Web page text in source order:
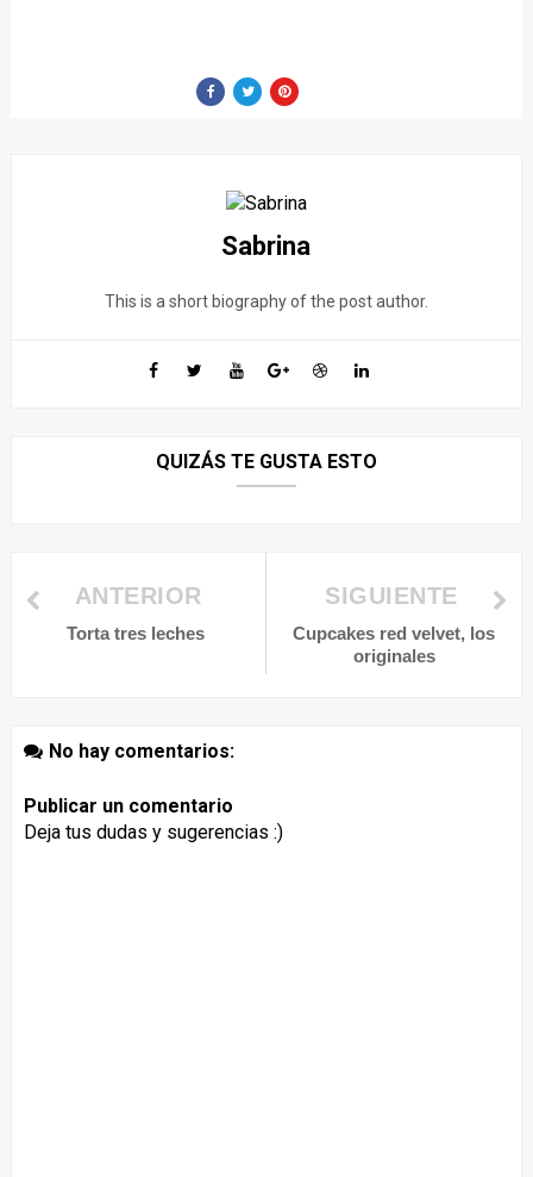
Sabrina
This is a short biography of the post author.
QUIZÁS TE GUSTA ESTO
SIGUIENTE
Cupcakes red velvet, los
originales
ANTERIOR
Torta tres leches
No hay comentarios:
Publicar un comentario
Deja tus dudas y sugerencias :)